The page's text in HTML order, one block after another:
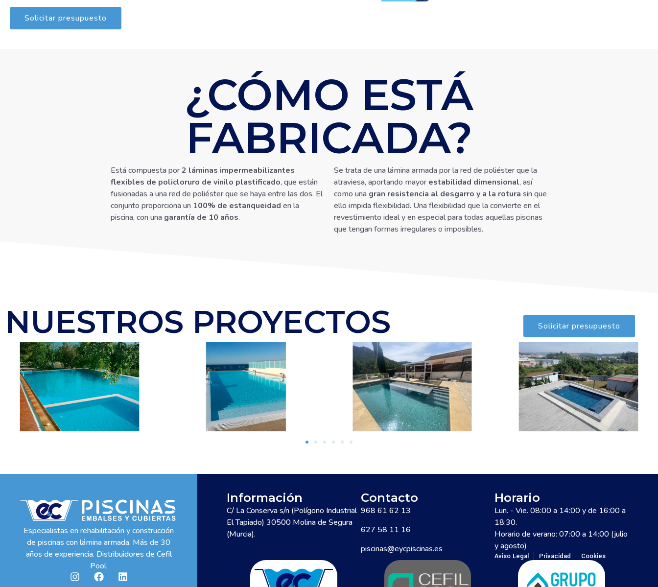
Solicitar presupuesto
¿CÓMO ESTÁ
FABRICADA?
Está compuesta por2 láminas impermeabilizantes
flexibles de policloruro de vinilo plastificado, que están
fusionadas a una red de poliéster que se haya entre las dos. El
conjunto proporciona un 100% de estanqueidad en la
piscina, con una garantía de 10 años.
Se trata de una lámina armada por la red de poliéster que la
atraviesa, aportando mayorestabilidad dimensional, así
como una gran resistencia al desgarro y a la rotura sin que
ello impida flexibilidad. Una flexibilidad que la convierte en el
revestimiento ideal y en especial para todas aquellas piscinas
que tengan formas irregulares o imposibles.
NUESTROS PROYECTOS Solicitar presupuesto
Especialistas en rehabilitación y construcción
de piscinas con lámina armada. Más de 30
años de experiencia. Distribuidores de Cefil
Pool.
Información
C/ La Conserva s/n (Polígono Industrial
El Tapiado) 30500 Molina de Segura
(Murcia).
Contacto
968 61 62 13
627 58 11 16
piscinas@eycpiscinas.es
Horario
Lun. - Vie. 08:00 a 14:00 y de 16:00 a
18:30.
Horario de verano: 07:00 a 14:00 (julio
y agosto)
Aviso Legal Privacidad Cookies